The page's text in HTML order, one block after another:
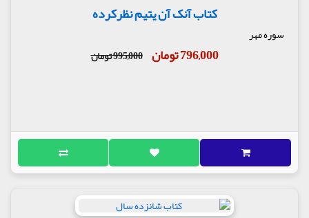
کتاب آنک آن یتیم نظرکرده
سوره مهر
796,000 تومان 995,000 تومان